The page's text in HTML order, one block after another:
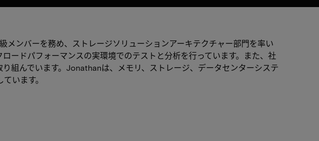
ンバーを務め、ストレージソリューションアーキテクチャー部門を率い
ードパフォーマンスの実環境でのテストと分析を行っています。また、社
組んでいます。Jonathanは、メモリ、ストレージ、データセンターシステ
います。